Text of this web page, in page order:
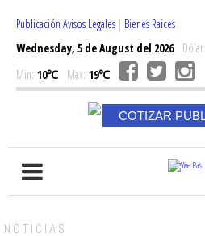
Publicación Avisos Legales | Bienes Raices
Wednesday, 5 de August del 2026Dólar:
Min: 10℃ Max: 19℃
COTIZAR
NOTICIAS